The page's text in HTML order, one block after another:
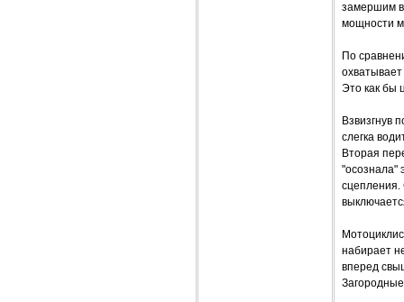
замершим
мощности
По
Это как бы
Взвизгнув
слегка
Вторая
"осознала"
сцепления.
набирает
вперед